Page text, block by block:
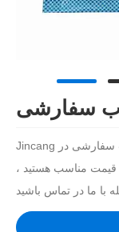
سفارشی
Jincang یک تولید کننده ماهر و تأمین کننده برزنت ضد آب سفارشی در
مناسب هستید ،